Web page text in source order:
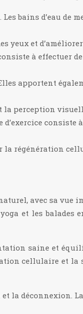
bains d’eau de
yeux et
à effectuer
apportent
la perception
consiste
régénération
avec sa vue
et les balades
saine et
cellulaire et
la déconnexion.